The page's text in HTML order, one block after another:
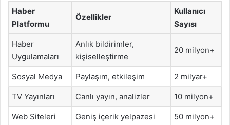
Haber
Platformu
Özellikler
Kullanıcı
Sayısı
Haber
Uygulamaları
Anlık bildirimler,
kişiselleştirme
20 milyon+
Sosyal Medya Paylaşım, etkileşim 2 milyar+
TV Yayınları Canlı yayın, analizler 10 milyon+
Web Siteleri Geniş içerik yelpazesi 50 milyon+